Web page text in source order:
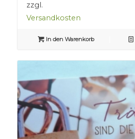
zzgl.
Versandkosten
In den Warenkorb